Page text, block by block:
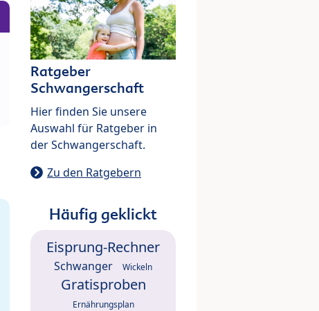
Ratgeber
Schwangerschaft
Hier finden Sie unsere
Auswahl für Ratgeber in
der Schwangerschaft.
Zu den Ratgebern
Häufig geklickt
Eisprung-Rechner
Schwanger Wickeln
Gratisproben
Ernährungsplan